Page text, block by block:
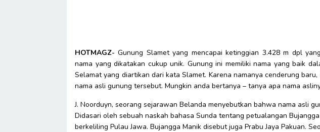
HOTMAGZ- Gunung Slamet yang mencapai ketinggian 3.428 m dpl
nama yang dikatakan cukup unik. Gunung ini memiliki nama yang baik
Selamat yang diartikan dari kata Slamet. Karena namanya cenderung
nama asli gunung tersebut. Mungkin anda bertanya – tanya apa nama
J. Noorduyn, seorang sejarawan Belanda menyebutkan bahwa nama asli
Didasari oleh sebuah naskah bahasa Sunda tentang petualangan
berkeliling Pulau Jawa. Bujangga Manik disebut juga Prabu Jaya Pakuan.